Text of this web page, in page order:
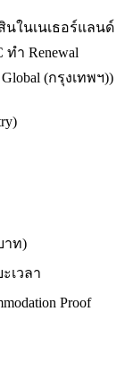
นในเนเธอร์แลนด์
ำ Renewal
(กรุงเทพฯ))
าท)
เวลา
Proof